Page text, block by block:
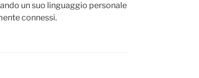
un suo linguaggio personale
connessi.